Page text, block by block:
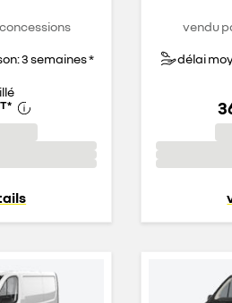
3 semaines *
*
vendu
délai